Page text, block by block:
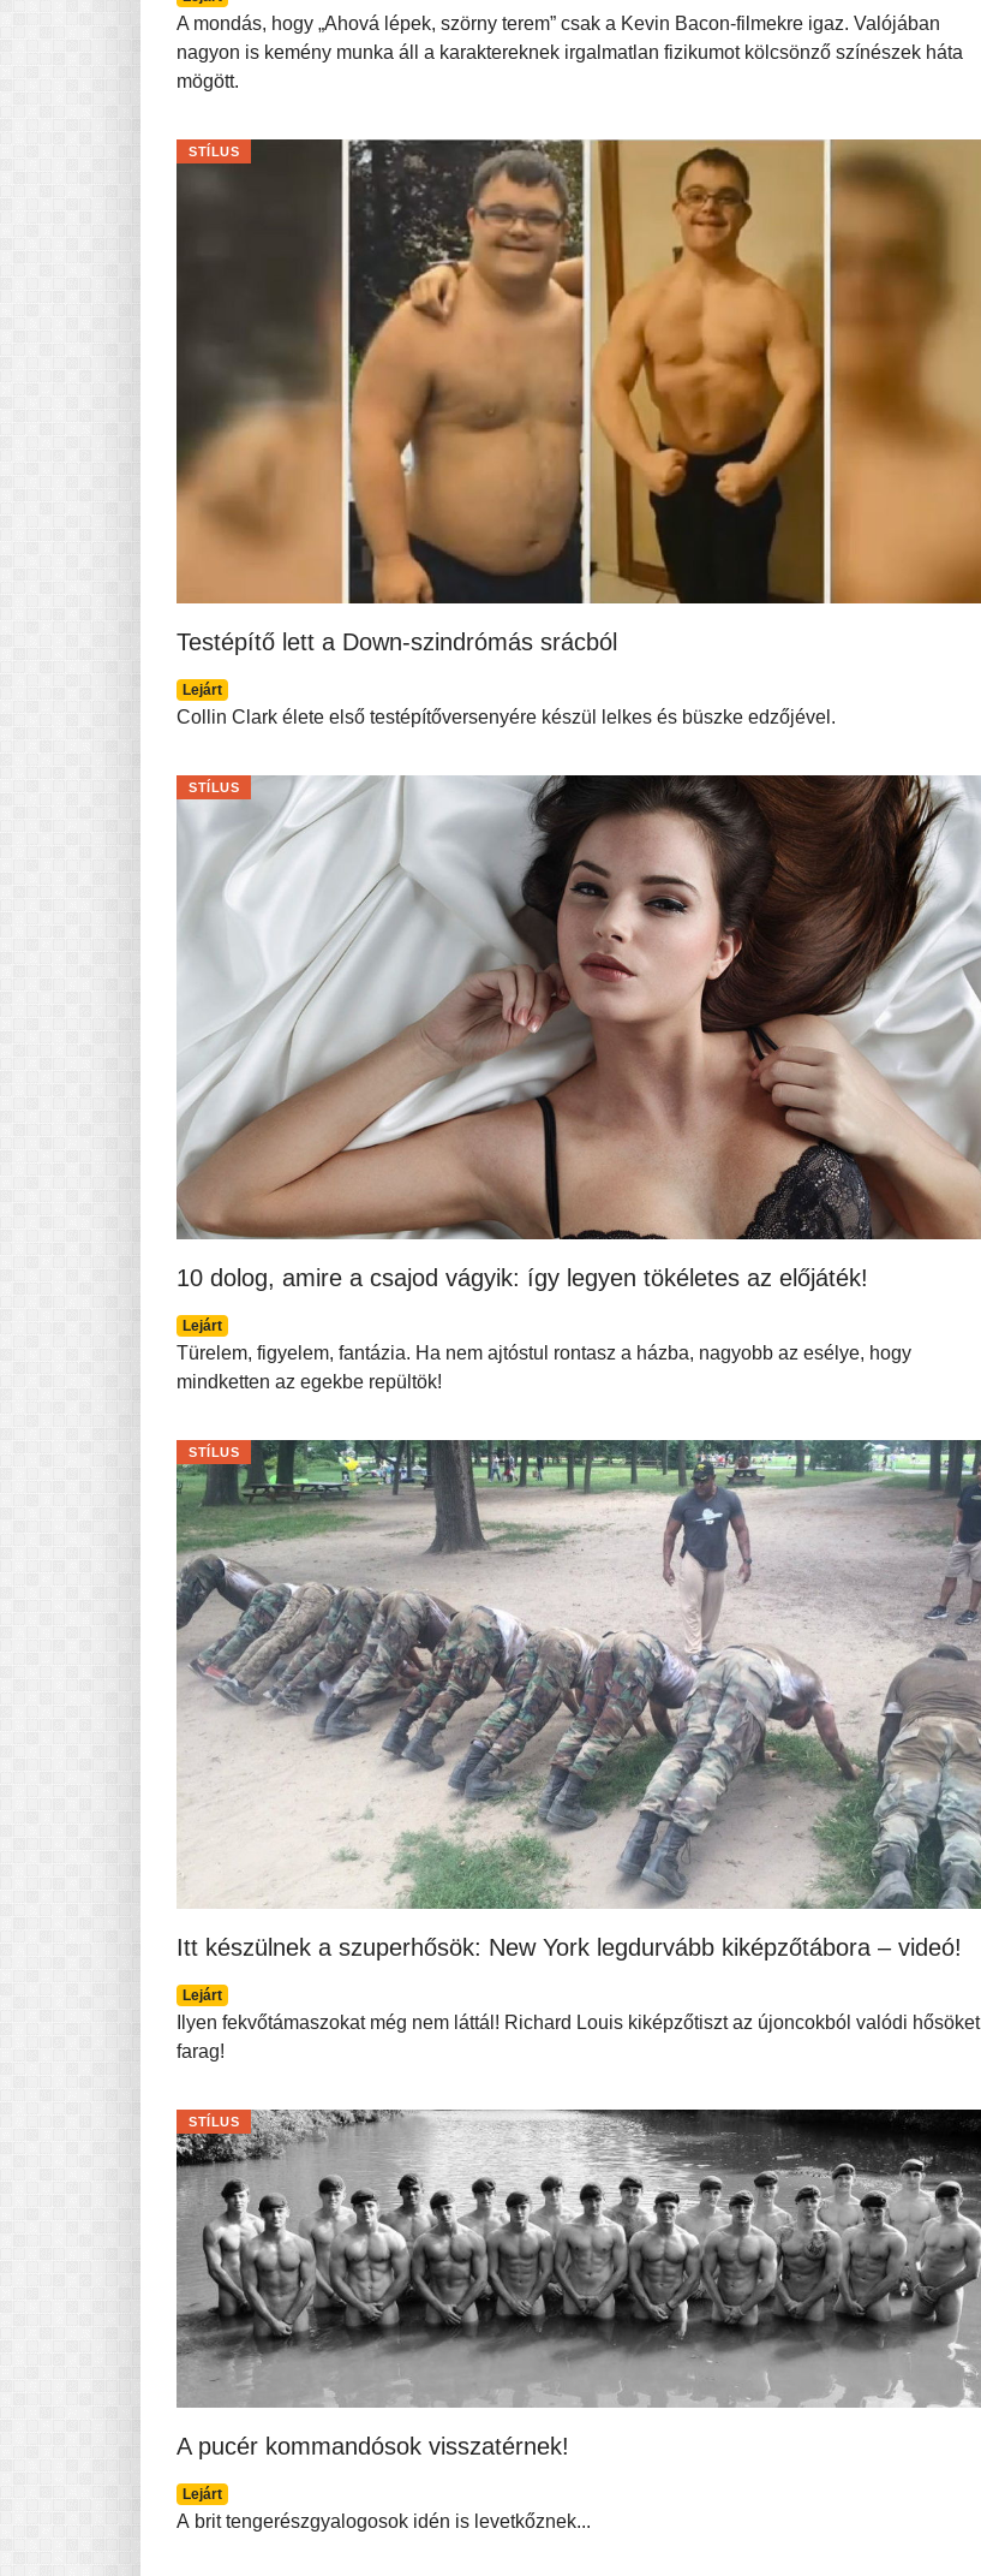
A mondás, hogy „Ahová lépek, szörny terem” csak a Kevin Bacon-filmekre igaz. Valójában
nagyon is kemény munka áll a karaktereknek irgalmatlan fizikumot kölcsönző színészek háta
mögött.
Testépítő lett a Down-szindrómás srácból
Lejárt
STÍLUS
Collin Clark élete első testépítőversenyére készül lelkes és büszke edzőjével.
10 dolog, amire a csajod vágyik: így legyen tökéletes az előjáték!
Lejárt
STÍLUS
Türelem, figyelem, fantázia. Ha nem ajtóstul rontasz a házba, nagyobb az esélye, hogy
mindketten az egekbe repültök!
Itt készülnek a szuperhősök: New York legdurvább kiképzőtábora – videó!
Lejárt
STÍLUS
Ilyen fekvőtámaszokat még nem láttál! Richard Louis kiképzőtiszt az újoncokból valódi hősöket
farag!
A pucér kommandósok visszatérnek!
Lejárt
STÍLUS
A brit tengerészgyalogosok idén is levetkőznek...